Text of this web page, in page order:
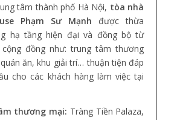
tâm thành phố Hà Nội, tòa nhà
Phạm Sư Mạnh được thừa
hạ tầng hiện đại và đồng bộ từ
đồng như: trung tâm thương
ăn, khu giải trí… thuận tiện đáp
cho các khách hàng làm việc tại
thương mại: Tràng Tiền Palaza,